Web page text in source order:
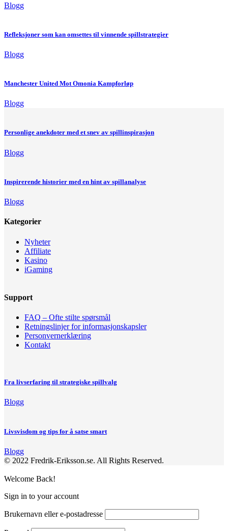
Blogg
Refleksjoner som kan omsettes til vinnende spillstrategier
Blogg
Manchester United Mot Omonia Kampforløp
Blogg
Personlige anekdoter med et snev av spillinspirasjon
Blogg
Inspirerende historier med en hint av spillanalyse
Blogg
Kategorier
Nyheter
Affiliate
Kasino
iGaming
Support
FAQ – Ofte stilte spørsmål
Retningslinjer for informasjonskapsler
Personvernerklæring
Kontakt
Fra livserfaring til strategiske spillvalg
Blogg
Livsvisdom og tips for å satse smart
Blogg
© 2022 Fredrik-Eriksson.se. All Rights Reserved.
Welcome Back!
Sign in to your account
Brukernavn eller e-postadresse